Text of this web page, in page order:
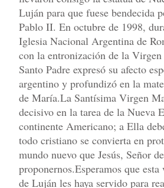
Luján para que fuese bendecida
Pablo II. En octubre de 1998,
Iglesia Nacional Argentina de
con la entronización de la
Santo Padre expresó su afecto
argentino y profundizó en la
de María.La Santísima Virgen
decisivo en la tarea de la Nueva
continente Americano; a Ella
todo cristiano se convierta en
mundo nuevo que Jesús, Señor
proponernos.Esperamos que
de Luján les haya servido para